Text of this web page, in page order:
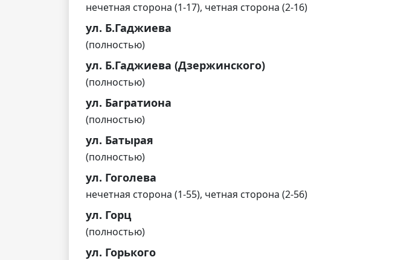
нечетная сторона (1-17), четная сторона (2-16)
ул. Б.Гаджиева
(полностью)
ул. Б.Гаджиева (Дзержинского)
(полностью)
ул. Багратиона
(полностью)
ул. Батырая
(полностью)
ул. Гоголева
нечетная сторона (1-55), четная сторона (2-56)
ул. Горц
(полностью)
ул. Горького